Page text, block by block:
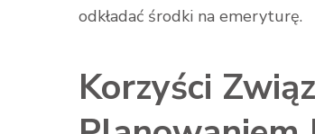
odkładać środki na emeryturę.
Korzyści